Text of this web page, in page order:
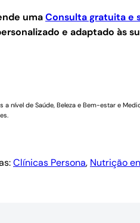
umaConsulta gratuita e
e adaptado às
nível de Saúde, Beleza e Bem-estar e
Clínicas Persona, Nutrição